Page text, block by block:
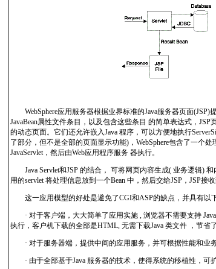
WebSphere应用服务器根据业界标准的Java服务器页面(JSP)
JavaBean属性文件条目，以及包含这些条目 的简单表达式，
的动态页面。它们还允许嵌入Java 程序，可以方便地执行
了部分，但不是全部的页面显示功能)，WebSphere包含了一个
JavaServlet，然后由Web应用程序服务 器执行。
Java Servlet和JSP 的结合， 可将网页内容生成( 业务逻辑)
用的servlet 将处理信息放到一个Bean 中，然后交给JSP，JSP接
这一应用模型的好处是避免了CGI和ASP的缺点，并具有以
· 对于客户端，大大简单了应用实施 , 浏览器不需要支持
执行，客户机下载的全部是HTML, 无需下载Java 类文件 ，节省
· 对于服务器端，提供中间的应用服务，并可根据性能和业
· 由于全部基于Java 服务器的技术，使得系统的移植性，可扩